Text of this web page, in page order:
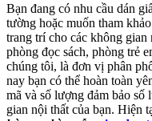
Bạn đang có nhu cầu dán
tường hoặc muốn tham
trang trí cho các không
phòng đọc sách, phòng trẻ
chúng tôi, là đơn vị phân
nay bạn có thể hoàn toàn
mã và số lượng đảm bảo số
gian nội thất của bạn. Hiện